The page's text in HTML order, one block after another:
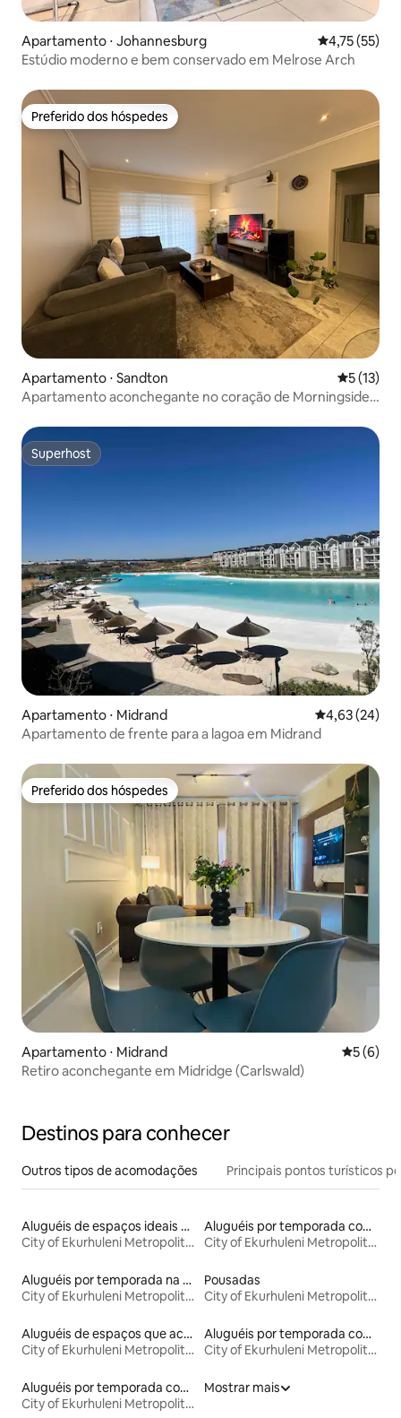
Apartamento ⋅ Johannesburg 4,75 de uma
4,75 (55)
Estúdio moderno e bem conservado em Melrose Arch
Preferido dos hóspedes
Preferido dos hóspedes
Apartamento ⋅ Sandton 5 de uma
5 (13)
Apartamento aconchegante no coração de Morningside
Superhost
Superhost
Apartamento ⋅ Midrand 4,63 de uma
4,63 (24)
Apartamento de frente para a lagoa em Midrand
Preferido dos hóspedes
Preferido dos hóspedes
Apartamento ⋅ Midrand 5 de
5 (6)
Retiro aconchegante em Midridge (Carlswald)
Destinos para conhecer
Outros tipos de acomodações Principais pontos turísticos
Aluguéis de espaços ideais para famílias
City of Ekurhuleni Metropolitan Municipality
Aluguéis por temporada com café da manhã
City of Ekurhuleni Metropolitan Municipality
Aluguéis por temporada na orla
City of Ekurhuleni Metropolitan Municipality
Pousadas
City of Ekurhuleni Metropolitan Municipality
Aluguéis de espaços que aceitam animais de estimação
City of Ekurhuleni Metropolitan Municipality
Aluguéis por temporada com banheira de hidromassagem
City of Ekurhuleni Metropolitan Municipality
Aluguéis por temporada com sauna
City of Ekurhuleni Metropolitan Municipality
Mostrar mais